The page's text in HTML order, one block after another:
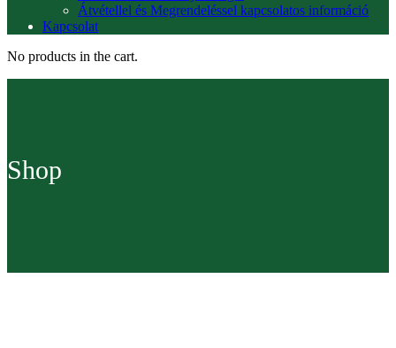
Átvétellel és Megrendeléssel kapcsolatos információ
Kapcsolat
No products in the cart.
Shop